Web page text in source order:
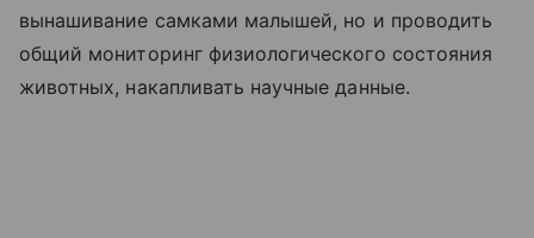
вынашивание самками малышей, но и проводить
общий мониторинг физиологического состояния
животных, накапливать научные данные.